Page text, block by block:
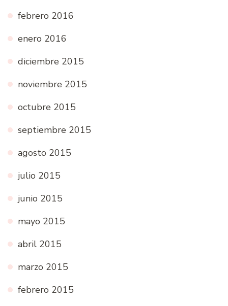
febrero 2016
enero 2016
diciembre 2015
noviembre 2015
octubre 2015
septiembre 2015
agosto 2015
julio 2015
junio 2015
mayo 2015
abril 2015
marzo 2015
febrero 2015